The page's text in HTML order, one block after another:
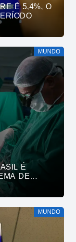
É 5,4%, O
MUNDO
É
DE
MUNDO